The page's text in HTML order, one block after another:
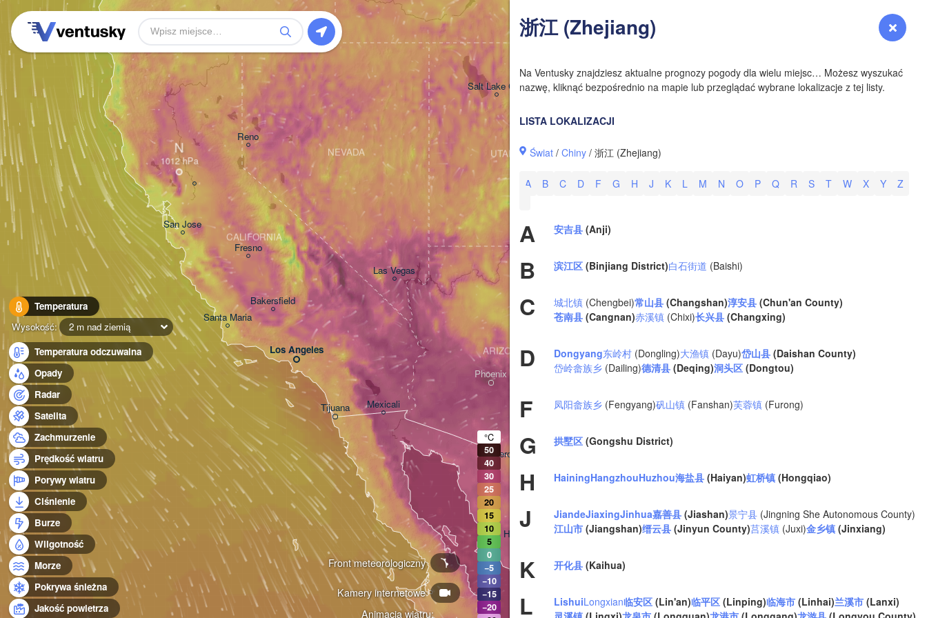
Zaloguj się Prognoza
浙江 (Zhejiang)
Na Ventusky znajdziesz aktualne prognozy pogody dla wielu miejsc… Możesz wyszukać
nazwę, kliknąć bezpośrednio na mapie lub przeglądać wybrane lokalizacje z tej listy.
LISTA LOKALIZACJI
Świat /Chiny / 浙江 (Zhejiang)
A B C D F G H J K L M N O P Q R S T W X Y Z
A 安吉县 (Anji)
B 滨江区 (Binjiang District)白石街道 (Baishi)
C 城北镇 (Chengbei)常山县 (Changshan)淳安县 (Chun'an County)
苍南县 (Cangnan)赤溪镇 (Chixi)长兴县 (Changxing)
D Dongyang东岭村 (Dongling)大渔镇 (Dayu)岱山县 (Daishan County)
岱岭畲族乡 (Dailing)德清县 (Deqing)洞头区 (Dongtou)
F 凤阳畲族乡 (Fengyang)矾山镇 (Fanshan)芙蓉镇 (Furong)
G 拱墅区 (Gongshu District)
H HainingHangzhouHuzhou海盐县 (Haiyan)虹桥镇 (Hongqiao)
J JiandeJiaxingJinhua嘉善县 (Jiashan)景宁县 (Jingning She Autonomous County)
江山市 (Jiangshan)缙云县 (Jinyun County)莒溪镇 (Juxi)金乡镇 (Jinxiang)
K 开化县 (Kaihua)
L LishuiLongxian临安区 (Lin'an)临平区 (Linping)临海市 (Linhai)兰溪市 (Lanxi)
Temperatura
Wysokość:
2 m nad ziemią
Temperatura odczuwalna
Opady
Radar
Satelita
Zachmurzenie
Prędkość wiatru
Porywy wiatru
Ciśnienie
Burze
Wilgotność
Morze
Pokrywa śnieżna
Jakość powietrza
Animacja wiatru:
Kamery internetowe
Front meteorologiczny
Los Angeles
Tijuana
San Jose
Las Vegas
Mexicali
Fresno
Reno
Santa Maria
Bakersfield
CALIFORNIA
NEVADA
Phoenix
Albuquerque
Tucson
Salt Lake City
Amarillo
NEW MEXICO
ARIZONA
UTAH
Ciudad Juárez
Hermosillo
Monclova
Heroica Nogales
Hidalgo
del Parral
San
N
°C
50
40
30
25
20
15
10
5
0
−5
−10
−15
−20